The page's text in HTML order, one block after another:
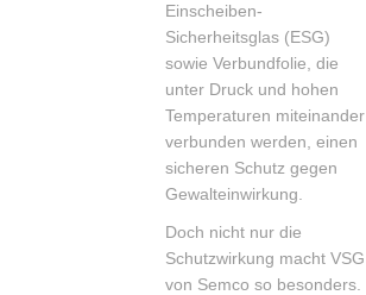
Einscheiben-
Sicherheitsglas (ESG)
sowie Verbundfolie, die
unter Druck und hohen
Temperaturen miteinander
verbunden werden, einen
sicheren Schutz gegen
Gewalteinwirkung.
Doch nicht nur die
Schutzwirkung macht VSG
von Semco so besonders.